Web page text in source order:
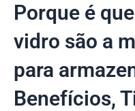
Porque é
vidro são a
para
Benefícios,